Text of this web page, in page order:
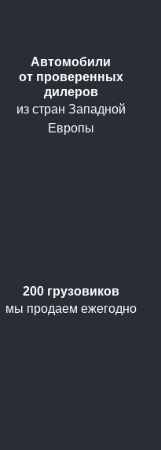
Автомобили
от проверенных
дилеров
из стран Западной
Европы
200 грузовиков
мы продаем ежегодно